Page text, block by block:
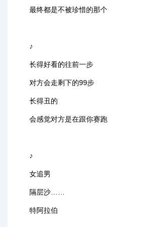
最终都是不被珍惜的那个
♪
长得好看的往前一步
对方会走剩下的99步
长得丑的
会感觉对方是在跟你赛跑
♪
女追男
隔层沙……
特阿拉伯